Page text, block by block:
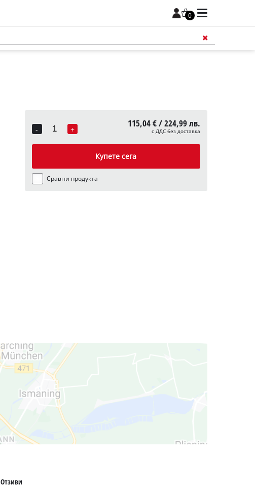
0
-
Quantity
+ 115,04 € / 224,99 лв.
с ДДС без доставка
Купете сега
Сравни продукта
Отзиви